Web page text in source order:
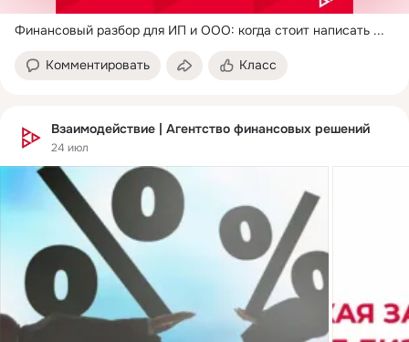
Финансовый разбор для ИП и ООО: когда стоит написать ...
Комментировать Класс
Взаимодействие | Агентство финансовых решений
24 июл